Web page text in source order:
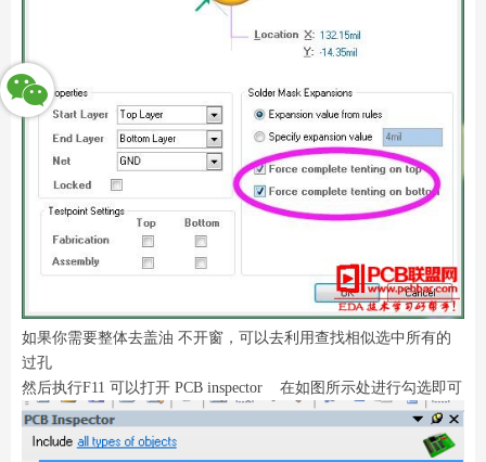
如果你需要整体去盖油 不开窗，可以去利用查找相似选中所有的
过孔
然后执行F11 可以打开 PCB inspector 在如图所示处进行勾选即可